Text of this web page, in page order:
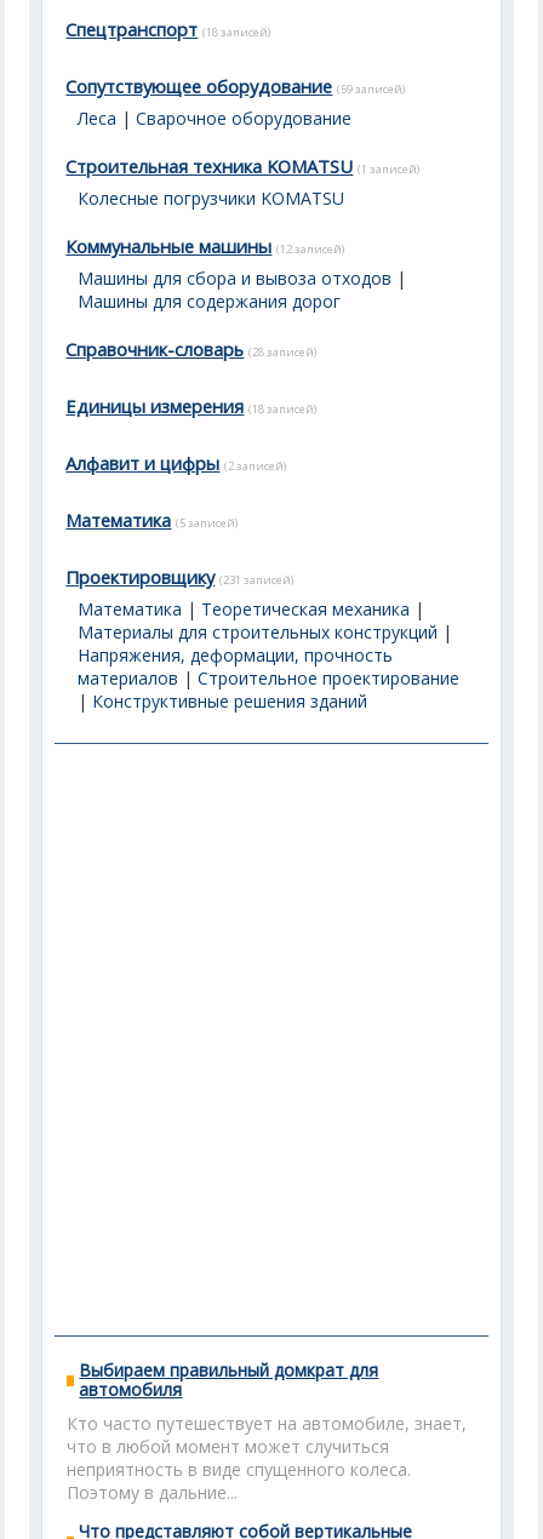
Спецтранспорт (18 записей)
Сопутствующее оборудование (59 записей)
Леса |Сварочное оборудование
Строительная техника KOMATSU (1 записей)
Колесные погрузчики KOMATSU
Коммунальные машины (12 записей)
Машины для сбора и вывоза отходов |
Машины для содержания дорог
Справочник-словарь (28 записей)
Единицы измерения (18 записей)
Алфавит и цифры (2 записей)
Математика (5 записей)
Проектировщику (231 записей)
Математика | Теоретическая механика |
Материалы для строительных конструкций |
Напряжения, деформации, прочность
материалов |Строительное проектирование
| Конструктивные решения зданий
Выбираем правильный домкрат для
автомобиля
Кто часто путешествует на автомобиле, знает,
что в любой момент может случиться
неприятность в виде спущенного колеса.
Поэтому в дальние...
Что представляют собой вертикальные